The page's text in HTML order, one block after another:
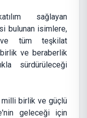
sağlayan
bulunan isimlere,
tüm teşkilat
ve beraberlik
sürdürüleceği
milli birlik ve güçlü
geleceği için